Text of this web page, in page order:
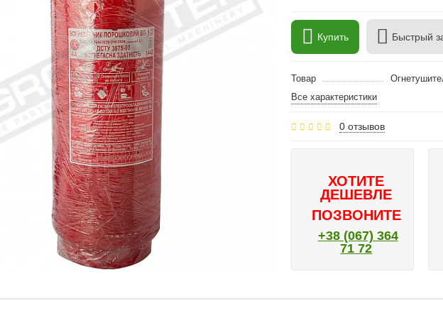
Купить Быстрый
Товар
Все характеристики
0 отзывов
ХОТИТЕ
ДЕШЕВЛЕ
ПОЗВОНИТЕ
+38 (067) 364
71 72